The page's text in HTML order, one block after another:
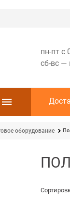
пн-пт с
сб-вс —
оборудование